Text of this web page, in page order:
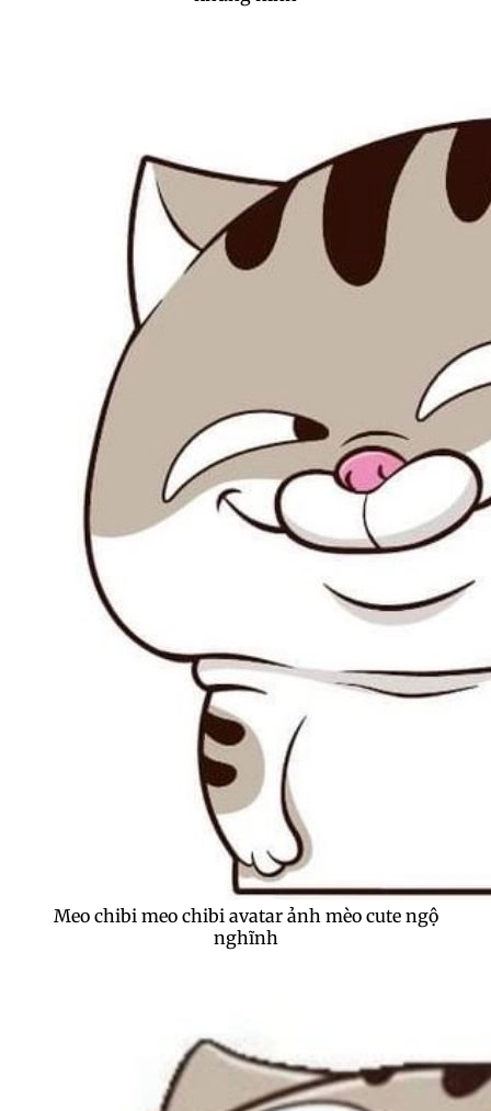
Meo chibi meo chibi avatar ảnh mèo cute ngộ
nghĩnh